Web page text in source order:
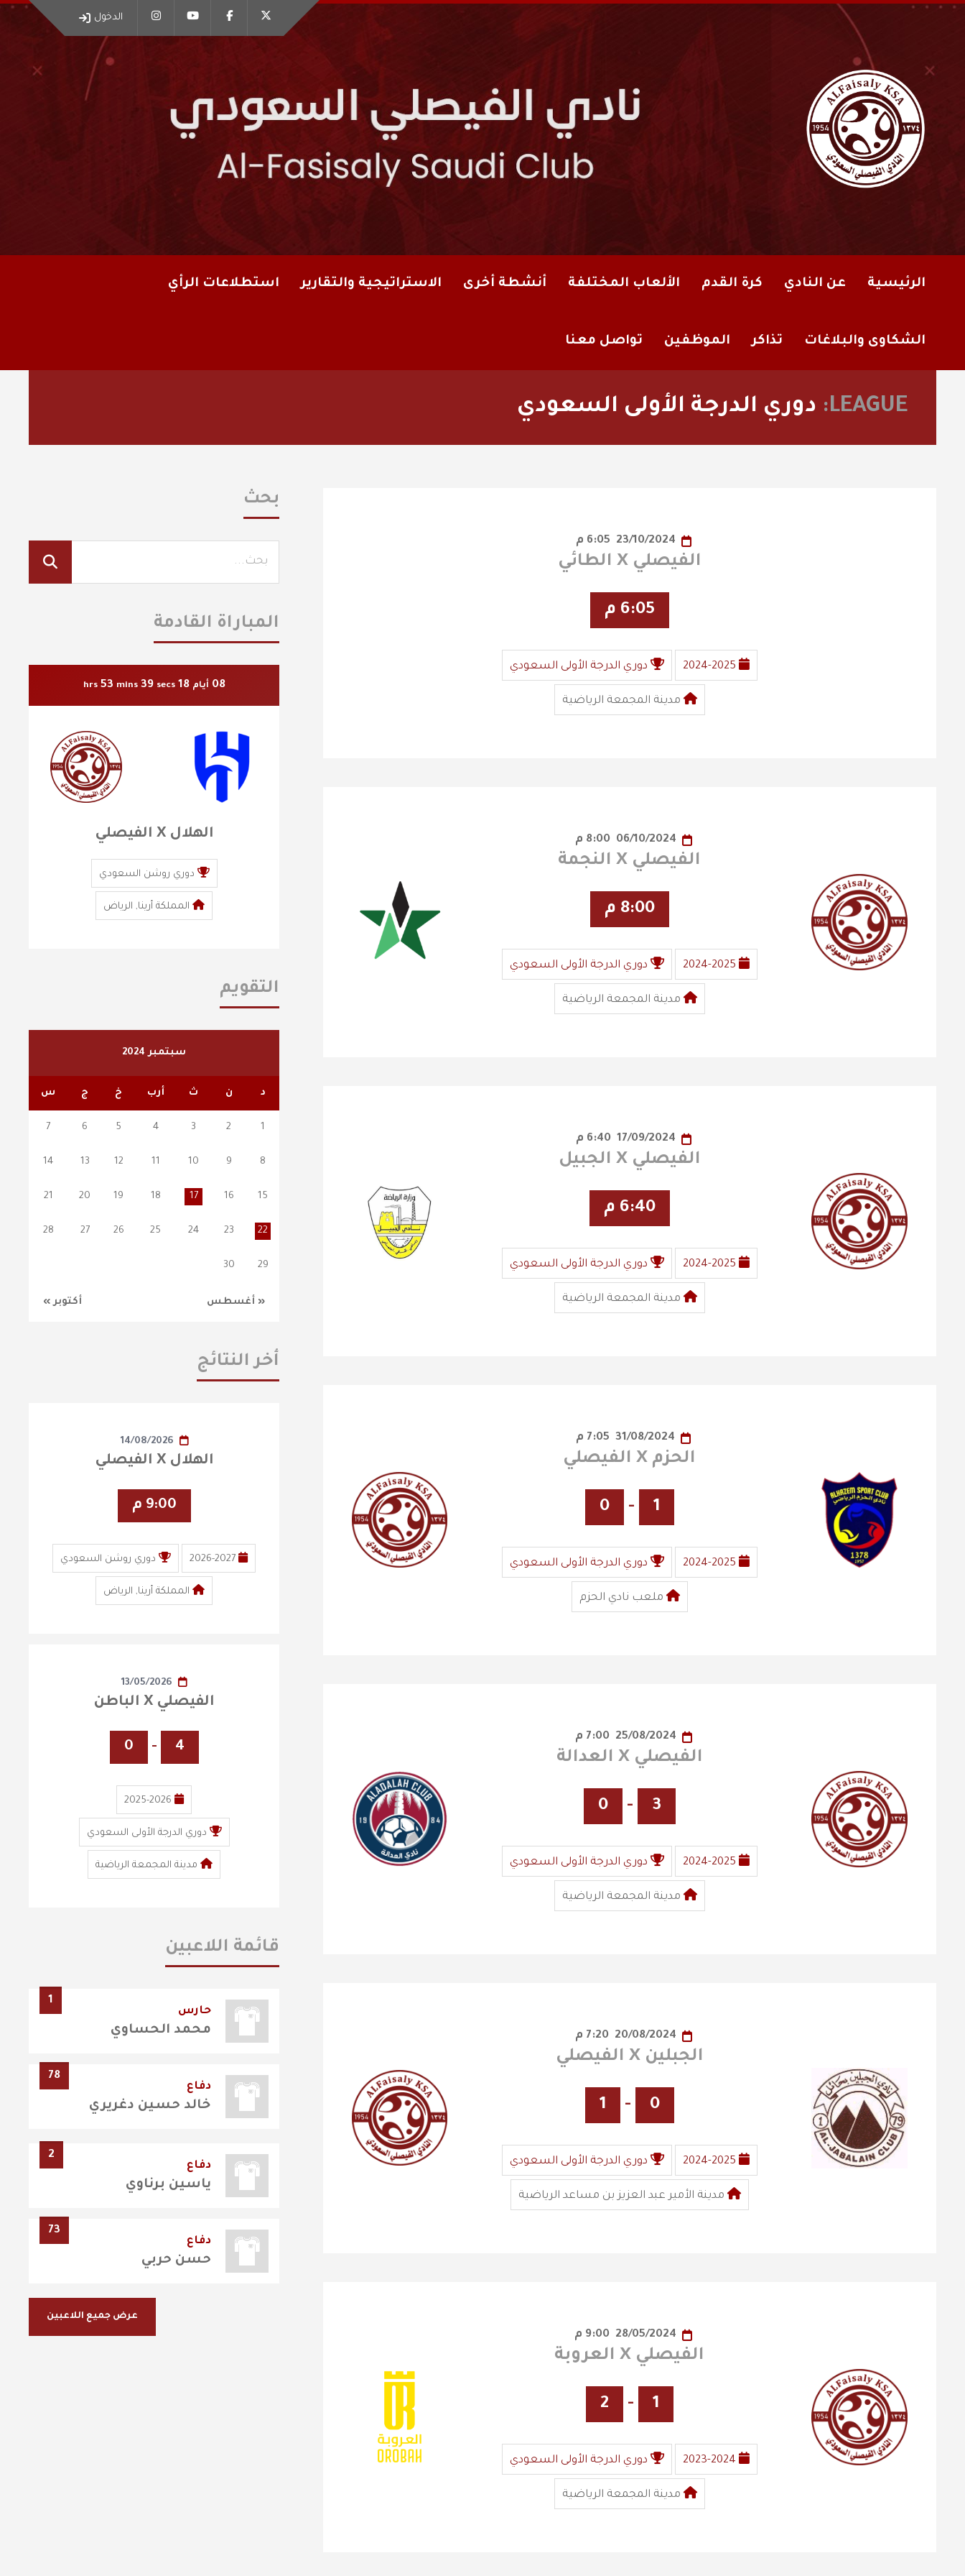
الدخول
الرئيسية عن النادي كرة القدم الألعاب المختلفة أنشطة أخرى الاستراتيجية والتقارير استطلاعات الرأي
الشكاوى والبلاغات تذاكر الموظفين تواصل معنا
LEAGUE: دوري الدرجة الأولى السعودي
الفيصلي X الطائي
6:05 م
2024-2025 دوري الدرجة الأولى السعودي
مدينة المجمعة الرياضية
8:00 م
الفيصلي X النجمة
8:00 م
2024-2025 دوري الدرجة الأولى السعودي
مدينة المجمعة الرياضية
6:40 م
الفيصلي X الجبيل
6:40 م
2024-2025 دوري الدرجة الأولى السعودي
مدينة المجمعة الرياضية
الحزم X الفيصلي
1
-
0
2024-2025 دوري الدرجة الأولى السعودي
ملعب نادي الحزم
7:00 م
الفيصلي X العدالة
3
-
0
2024-2025 دوري الدرجة الأولى السعودي
مدينة المجمعة الرياضية
7:20 م
الجبلين X الفيصلي
0
-
1
2024-2025 دوري الدرجة الأولى السعودي
مدينة الأمير عبد العزيز بن مساعد الرياضية
الفيصلي X العروبة
1
-
2
2023-2024 دوري الدرجة الأولى السعودي
مدينة المجمعة الرياضية
بحث
المباراة القادمة
08 أيام 18
hrs 53 mins 39 secs
الهلال X الفيصلي
دوري روشن السعودي
المملكة أرينا, الرياض
التقويم
سبتمبر 2024
د ن ث أرب خ ج س
« أغسطس أكتوبر »
1
2
3
4
5
6
7
8
9
10
11
12
13
14
15
16
17
18
19
20
21
22
23
24
25
26
27
28
29
30
أخر النتائج
14/08/2026
الهلال X الفيصلي
9:00 م
2026-2027 دوري روشن السعودي
المملكة أرينا, الرياض
13/05/2026
الفيصلي X الباطن
4
-
0
2025-2026
دوري الدرجة الأولى السعودي
مدينة المجمعة الرياضية
قائمة اللاعبين
1
حارس
محمد الحساوي
78
دفاع
خالد حسين دغريري
2
دفاع
ياسين برناوي
73
دفاع
حسن حربي
عرض جميع اللاعبين